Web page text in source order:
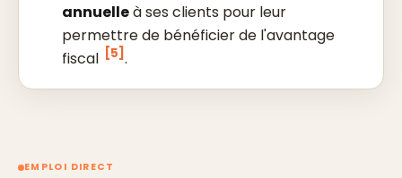
annuelleà ses clients pour leur
permettre de bénéficier de l'avantage
fiscal
[5] .
EMPLOI DIRECT